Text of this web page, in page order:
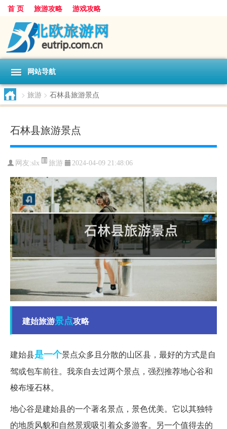
首 页 旅游攻略 游戏攻略
网站导航
> 旅游 > 石林县旅游景点
石林县旅游景点
网友:slx 旅游 2024-04-09 21:48:06
建始旅游景点攻略
建始县是一个景点众多且分散的山区县，最好的方式是自
驾或包车前往。我亲自去过两个景点，强烈推荐地心谷和
梭布垭石林。
地心谷是建始县的一个著名景点，景色优美。它以其独特
的地质风貌和自然景观吸引着众多游客。另一个值得去的